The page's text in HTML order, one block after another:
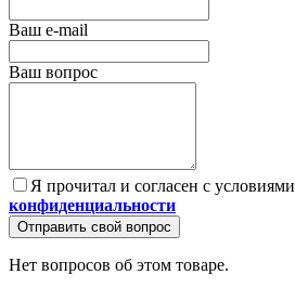
Ваш e-mail
Ваш вопрос
Я прочитал и согласен с условиями
конфиденциальности
Отправить свой вопрос
Нет вопросов об этом товаре.